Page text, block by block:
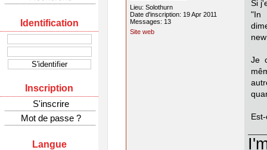
Identification
Inscription
S'inscrire
Mot de passe ?
Langue
Lieu: Solothurn
Date d'inscription: 19 Apr 2011
Messages: 13
Site web
Si
"In
Je